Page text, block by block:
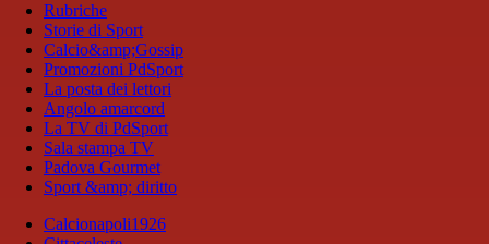
Rubriche
Storie di Sport
Calcio&amp;Gossip
Promozioni PdSport
La posta dei lettori
Angolo amarcord
La TV di PdSport
Sala stampa TV
Padova Gourmet
Sport &amp; diritto
Calcionapoli1926